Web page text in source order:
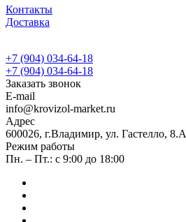
Контакты
Доставка
+7 (904) 034-64-18
+7 (904) 034-64-18
Заказать звонок
E-mail
info@krovizol-market.ru
Адрес
600026, г.Владимир, ул. Гастелло, 8.А
Режим работы
Пн. – Пт.: с 9:00 до 18:00